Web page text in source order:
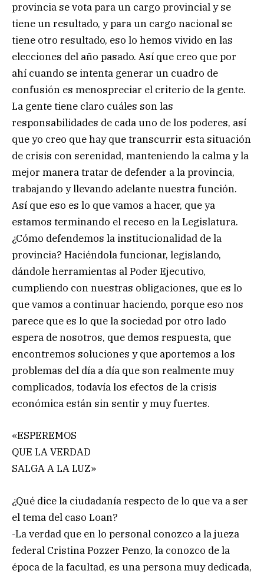
provincia se vota para un cargo provincial y se
tiene un resultado, y para un cargo nacional se
tiene otro resultado, eso lo hemos vivido en las
elecciones del año pasado. Así que creo que por
ahí cuando se intenta generar un cuadro de
confusión es menospreciar el criterio de la gente.
La gente tiene claro cuáles son las
responsabilidades de cada uno de los poderes, así
que yo creo que hay que transcurrir esta situación
de crisis con serenidad, manteniendo la calma y la
mejor manera tratar de defender a la provincia,
trabajando y llevando adelante nuestra función.
Así que eso es lo que vamos a hacer, que ya
estamos terminando el receso en la Legislatura.
¿Cómo defendemos la institucionalidad de la
provincia? Haciéndola funcionar, legislando,
dándole herramientas al Poder Ejecutivo,
cumpliendo con nuestras obligaciones, que es lo
que vamos a continuar haciendo, porque eso nos
parece que es lo que la sociedad por otro lado
espera de nosotros, que demos respuesta, que
encontremos soluciones y que aportemos a los
problemas del día a día que son realmente muy
complicados, todavía los efectos de la crisis
económica están sin sentir y muy fuertes.
«ESPEREMOS
QUE LA VERDAD
SALGA A LA LUZ»
¿Qué dice la ciudadanía respecto de lo que va a ser
el tema del caso Loan?
-La verdad que en lo personal conozco a la jueza
federal Cristina Pozzer Penzo, la conozco de la
época de la facultad, es una persona muy dedicada,